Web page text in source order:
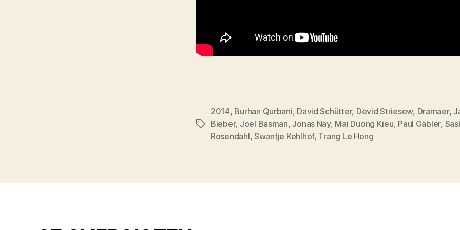
Tags
2014, Burhan Qurbani, David Schütter, Devid Striesow, Dramaer,
Bieber, Joel Basman, Jonas Nay, Mai Duong Kieu, Paul Gäbler,
Rosendahl,Swantje Kohlhof, Trang Le Hong